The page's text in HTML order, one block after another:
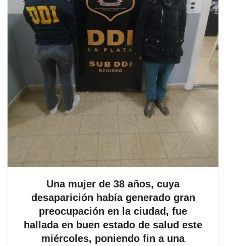
Una mujer de 38 años, cuya
desaparición había generado gran
preocupación en la ciudad, fue
hallada en buen estado de salud este
miércoles, poniendo fin a una